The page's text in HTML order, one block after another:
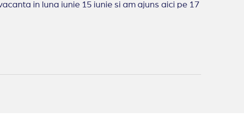
in luna iunie 15 iunie si am ajuns aici pe 17